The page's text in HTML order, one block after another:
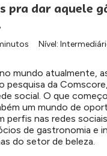
pra dar aquele
Nível:
mundo atualmente,
pesquisa da
social. O que
um mundo de
nas redes
de gastronomia e
do setor de beleza.